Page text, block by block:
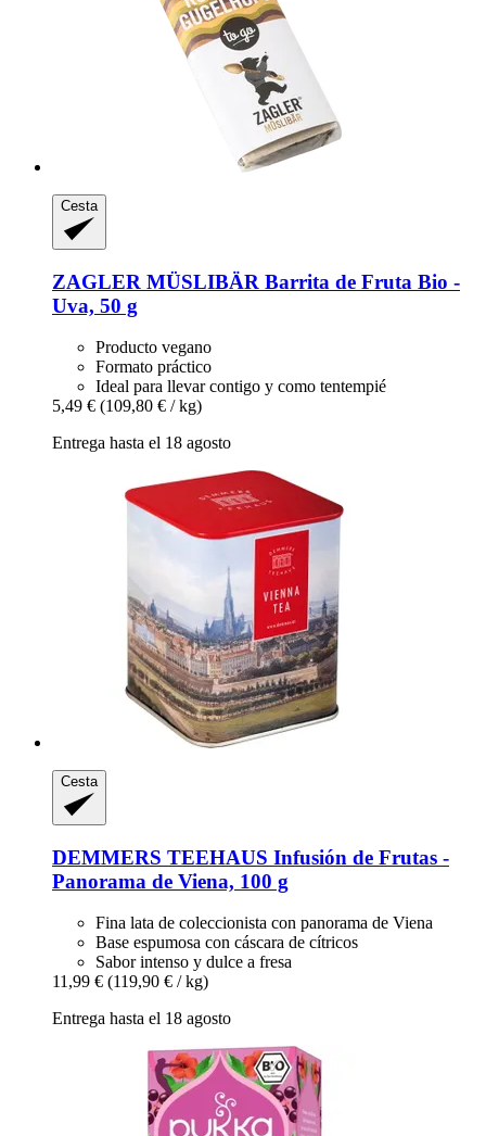
Cesta
ZAGLER MÜSLIBÄR Barrita de Fruta Bio -​
Uva, 50 g
Producto vegano
Formato práctico
Ideal para llevar contigo y como tentempié
5,49 € (109,80 € / kg)
Entrega hasta el 18 agosto
Cesta
DEMMERS TEEHAUS Infusión de Frutas -​
Panorama de Viena, 100 g
Fina lata de coleccionista con panorama de Viena
Base espumosa con cáscara de cítricos
Sabor intenso y dulce a fresa
11,99 € (119,90 € / kg)
Entrega hasta el 18 agosto